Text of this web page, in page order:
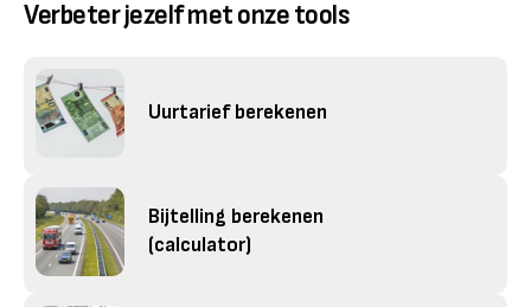
Verbeter jezelf met onze tools
Uurtarief berekenen
Bijtelling berekenen
(calculator)